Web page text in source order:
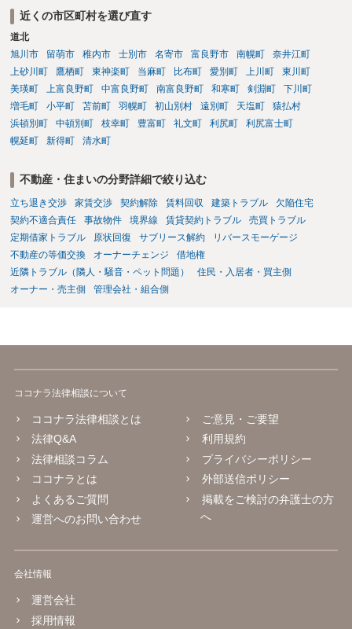
に請求の根拠（なぜ当方が平屋の解体費用を負担しなければならない
のか）を確認されてみてはいかがでしょうか。
近くの市区町村を選び直す
道北
旭川市
留萌市 稚内市 士別市 名寄市 富良野市 南幌町
奈井江町
上砂川町
鷹栖町 東神楽町 当麻町 比布町 愛別町 上川町
東川町
美瑛町
上富良野町 中富良野町 南富良野町 和寒町 剣淵町
下川町
増毛町
小平町 苫前町 羽幌町 初山別村 遠別町 天塩町
猿払村
浜頓別町
中頓別町 枝幸町 豊富町 礼文町 利尻町
利尻富士町
幌延町
新得町 清水町
不動産・住まいの分野詳細で絞り込む
立ち退き交渉 家賃交渉 契約解除 賃料回収 建築トラブル
欠陥住宅
契約不適合責任
事故物件 境界線 賃貸契約トラブル
売買トラブル
定期借家トラブル
原状回復 サブリース解約
リバースモーゲージ
不動産の等価交換
オーナーチェンジ
借地権
近隣トラブル（隣人・騒音・ペット問題）
住民・入居者・買主側
オーナー・売主側
管理会社・組合側
ココナラ法律相談について
ココナラ法律相談とは
法律Q&A
法律相談コラム
ココナラとは
よくあるご質問
運営へのお問い合わせ
ご意見・ご要望
利用規約
プライバシーポリシー
外部送信ポリシー
掲載をご検討の弁護士の方
へ
会社情報
運営会社
採用情報